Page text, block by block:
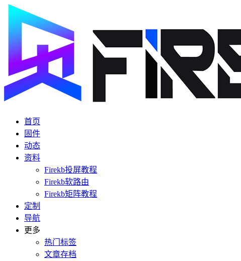
首页
固件
动态
资料
Firekb投屏教程
Firekb软路由
Firekb矩阵教程
定制
导航
更多
热门标签
文章存档